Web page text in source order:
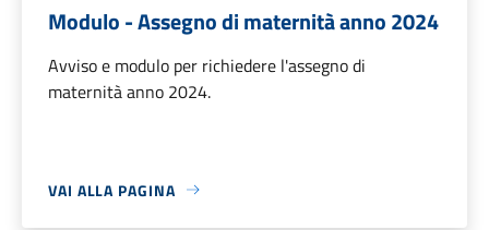
Modulo - Assegno di maternità anno 2024
Avviso e modulo per richiedere l'assegno di
maternità anno 2024.
VAI ALLA PAGINA